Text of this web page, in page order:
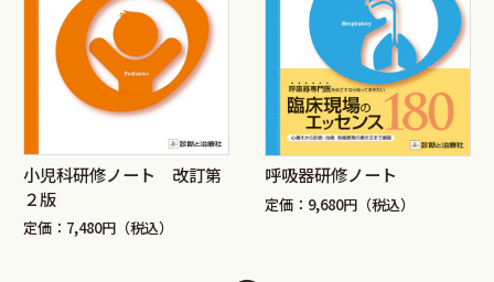
小児科研修ノート 改訂第
２版
定価：7,480円（税込）
呼吸器研修ノート
定価：9,680円（税込）